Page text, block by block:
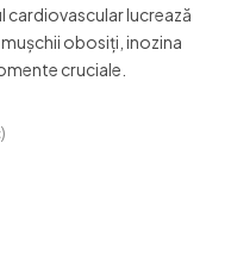
cardiovascular lucrează
obosiţi, inozina
cruciale.